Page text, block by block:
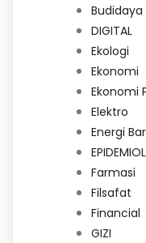
Budidaya
DIGITAL
Ekologi
Ekonomi
Ekonomi
Elektro
Energi
Farmasi
Filsafat
Financial
GIZI